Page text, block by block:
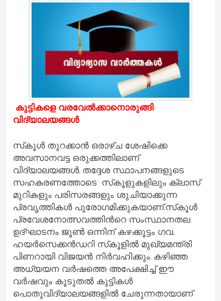
കുട്ടികളെ വരവേല്‍ക്കാനൊരുങ്ങി
വിദ്യാലയങ്ങള്‍
സ്‌കൂള്‍ തുറക്കാന്‍ ഒരാഴ്ച ശേഷിക്കെ
അവസാനവട്ട ഒരുക്കത്തിലാണ്
വിദ്യാലയങ്ങള്‍. തദ്ദേശ സ്ഥാപനങ്ങളുടെ
സഹകരണത്തോടെ സ്‌കൂളുകളിലും ക്ലാസ്
മുറികളും പരിസരങ്ങളും ശുചിയാക്കുന്ന
പ്രവൃത്തികള്‍ പുരോഗമിക്കുകയാണ്.സ്‌കൂള്‍
പ്രവേശനോത്സവത്തിന്‍റെ സംസ്ഥാനതല
ഉദ്ഘാടനം ജൂണ്‍ ഒന്നിന് കഴക്കൂട്ടം ഗവ.
ഹയര്‍സെക്കന്‍ഡറി സ്‌കൂളില്‍ മുഖ്യമന്ത്രി
പിണറായി വിജയന്‍ നിര്‍വഹിക്കും. കഴിഞ്ഞ
അധ്യയന വര്‍ഷത്തെ അപേക്ഷിച്ച്‌ ഈ
വര്‍ഷവും കൂടുതല്‍ കുട്ടികള്‍
പൊതുവിദ്യാലയങ്ങളില്‍ ചേരുന്നതായാണ്